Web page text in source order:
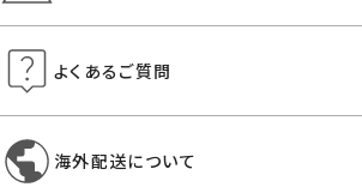
よくあるご質問
海外配送について